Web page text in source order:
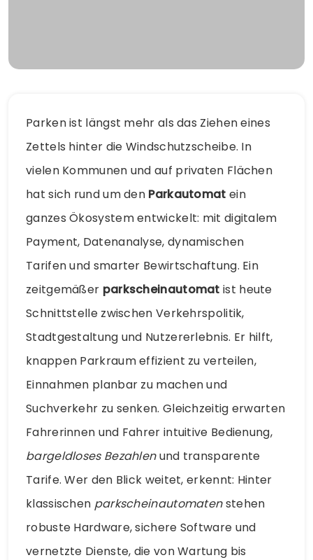
Parken ist längst mehr als das Ziehen eines
Zettels hinter die Windschutzscheibe. In
vielen Kommunen und auf privaten Flächen
hat sich rund um den Parkautomat ein
ganzes Ökosystem entwickelt: mit digitalem
Payment, Datenanalyse, dynamischen
Tarifen und smarter Bewirtschaftung. Ein
zeitgemäßer parkscheinautomat ist heute
Schnittstelle zwischen Verkehrspolitik,
Stadtgestaltung und Nutzererlebnis. Er hilft,
knappen Parkraum effizient zu verteilen,
Einnahmen planbar zu machen und
Suchverkehr zu senken. Gleichzeitig erwarten
Fahrerinnen und Fahrer intuitive Bedienung,
bargeldloses Bezahlenund transparente
Tarife. Wer den Blick weitet, erkennt: Hinter
klassischen parkscheinautomatenstehen
robuste Hardware, sichere Software und
vernetzte Dienste, die von Wartung bis